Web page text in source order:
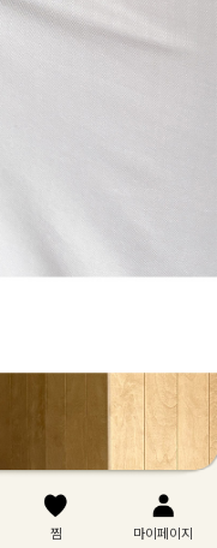
찜 마이페이지